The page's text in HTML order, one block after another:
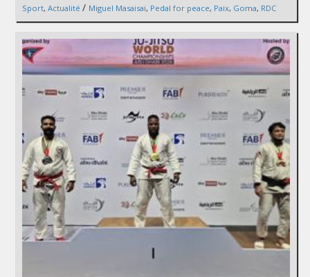
Sport, Actualité / Miguel Masaisai, Pedal for peace, Paix, Goma, RDC